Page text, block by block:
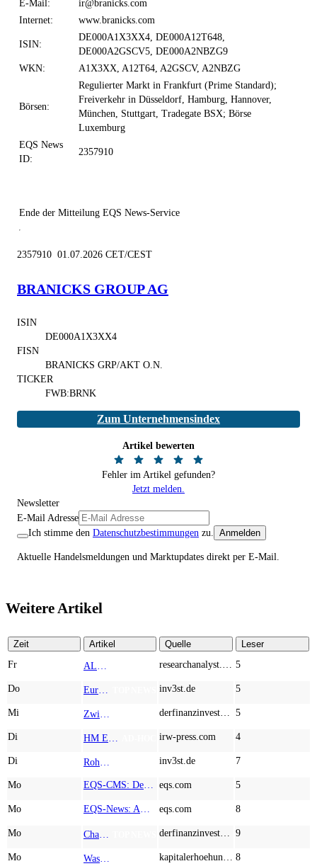
E-Mail:
ir@branicks.com
Internet:
www.branicks.com
ISIN:
DE000A1X3XX4, DE000A12T648,
DE000A2GSCV5, DE000A2NBZG9
WKN:
A1X3XX, A12T64, A2GSCV, A2NBZG
Börsen:
Regulierter Markt in Frankfurt (Prime Standard);
Freiverkehr in Düsseldorf, Hamburg, Hannover,
München, Stuttgart, Tradegate BSX; Börse
Luxemburg
EQS News
ID:
2357910
Ende der Mitteilung EQS News-Service
2357910 01.07.2026 CET/CEST
BRANICKS GROUP AG
ISIN
DE000A1X3XX4
FISN
BRANICKS GRP/AKT O.N.
TICKER
FWB:BRNK
Zum Unternehmensindex
Artikel bewerten
Fehler im Artikel gefunden?
Jetzt melden.
Newsletter
E-Mail Adresse
Ich stimme den Datenschutzbestimmungen zu. Anmelden
Aktuelle Handelsmeldungen und Marktupdates direkt per E-Mail.
Weitere Artikel
Zeit Artikel Quelle
Leser
Fr
5
Do inv3st.de 5
Mi 5
Di irw-press.com 4
Di inv3st.de 7
Mo eqs.com 5
Mo eqs.com 8
Mo 9
Mo 8